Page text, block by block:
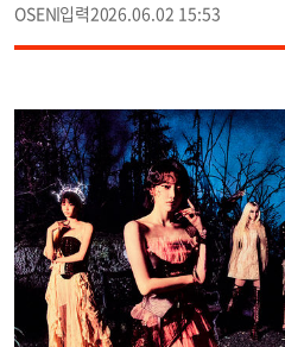
OSEN 2026.06.02 15:53